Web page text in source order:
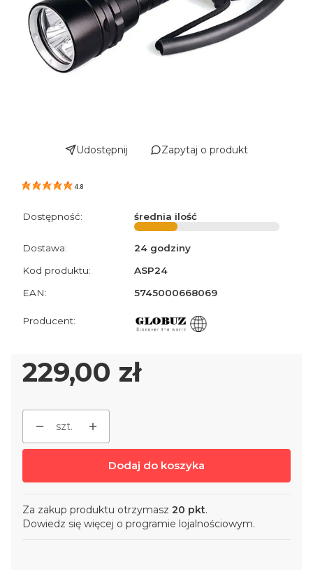
Udostępnij Zapytaj o produkt
4.8
Dostępność: średnia ilość
Dostawa:
24 godziny
Kod produktu:
ASP24
EAN:
5745000668069
Cena
229,00 zł
szt.
Dodaj do koszyka
Za zakup produktu otrzymasz 20 pkt.
Dowiedz się więcej o programie lojalnościowym.